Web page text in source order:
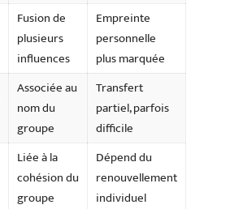
Fusion de
plusieurs
influences
Empreinte
personnelle
plus marquée
Associée au
nom du
groupe
Transfert
partiel, parfois
difficile
Liée à la
cohésion du
groupe
Dépend du
renouvellement
individuel